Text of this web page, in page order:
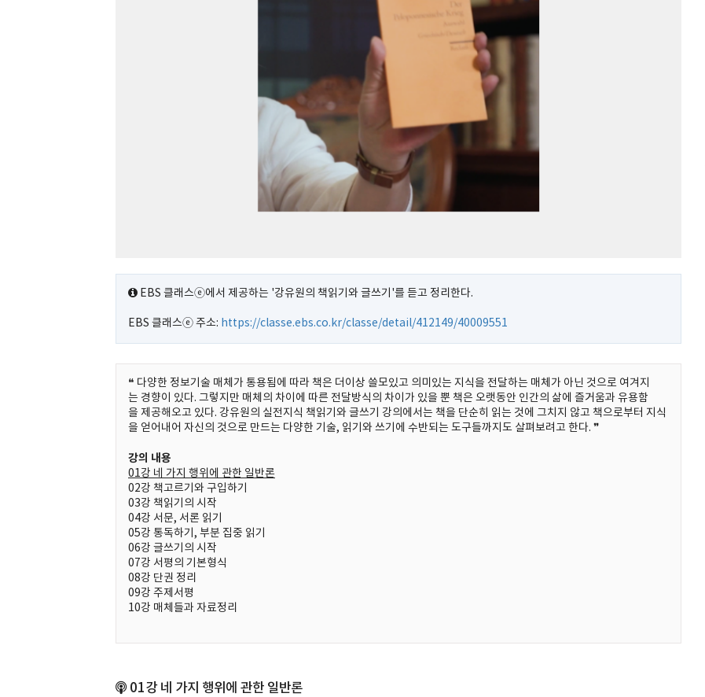
EBS 클래스ⓔ에서 제공하는 '강유원의 책읽기와 글쓰기'를 듣고 정리한다.
EBS 클래스ⓔ 주소: https://classe.ebs.co.kr/classe/detail/412149/40009551
❝ 다양한 정보기술 매체가 통용됨에 따라 책은 더이상 쓸모있고 의미있는 지식을 전달하는 매체가 아닌 것으로 여겨지
는 경향이 있다. 그렇지만 매체의 차이에 따른 전달방식의 차이가 있을 뿐 책은 오랫동안 인간의 삶에 즐거움과 유용함
을 제공해오고 있다. 강유원의 실전지식 책읽기와 글쓰기 강의에서는 책을 단순히 읽는 것에 그치지 않고 책으로부터 지식
을 얻어내어 자신의 것으로 만드는 다양한 기술, 읽기와 쓰기에 수반되는 도구들까지도 살펴보려고 한다. ❞
강의 내용
01강 네 가지 행위에 관한 일반론
02강 책고르기와 구입하기
03강 책읽기의 시작
04강 서문, 서론 읽기
05강 통독하기, 부분 집중 읽기
06강 글쓰기의 시작
07강 서평의 기본형식
08강 단권 정리
09강 주제서평
10강 매체들과 자료정리
01강 네 가지 행위에 관한 일반론